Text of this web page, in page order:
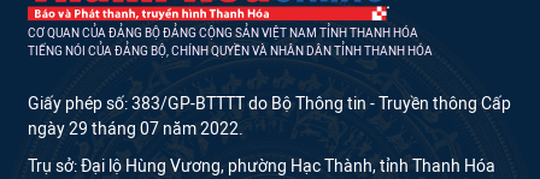
CƠ QUAN CỦA ĐẢNG BỘ ĐẢNG CỘNG SẢN VIỆT NAM TỈNH THANH HÓA
TIẾNG NÓI CỦA ĐẢNG BỘ, CHÍNH QUYỀN VÀ NHÂN DÂN TỈNH THANH HÓA
Giấy phép số: 383/GP-BTTTT do Bộ Thông tin - Truyền thông Cấp
ngày 29 tháng 07 năm 2022.
Trụ sở: Đại lộ Hùng Vương, phường Hạc Thành, tỉnh Thanh Hóa